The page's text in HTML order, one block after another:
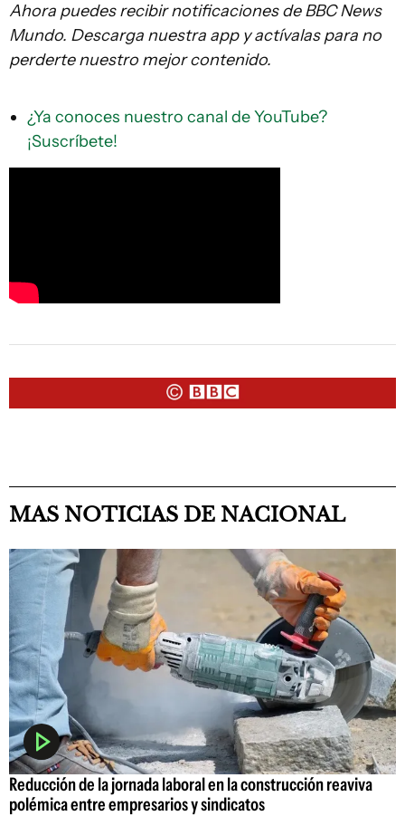
Ahora puedes recibir notificaciones de BBC News
Mundo. Descarga nuestra app y actívalas para no
perderte nuestro mejor contenido.
¿Ya conoces nuestro canal de YouTube?
¡Suscríbete!
MAS NOTICIAS DE NACIONAL
Reducción de la jornada laboral en la construcción reaviva
polémica entre empresarios y sindicatos